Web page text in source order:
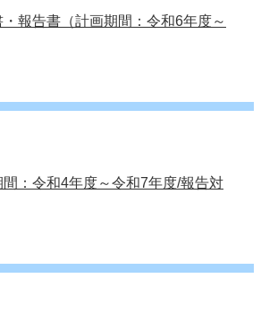
報告書（計画期間：令和6年度～
：令和4年度～令和7年度/報告対